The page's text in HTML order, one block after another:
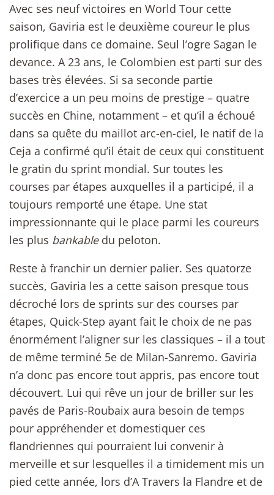
Avec ses neuf victoires en World Tour cette
saison, Gaviria est le deuxième coureur le plus
prolifique dans ce domaine. Seul l’ogre Sagan le
devance. A 23 ans, le Colombien est parti sur des
bases très élevées. Si sa seconde partie
d’exercice a un peu moins de prestige – quatre
succès en Chine, notamment – et qu’il a échoué
dans sa quête du maillot arc-en-ciel, le natif de la
Ceja a confirmé qu’il était de ceux qui constituent
le gratin du sprint mondial. Sur toutes les
courses par étapes auxquelles il a participé, il a
toujours remporté une étape. Une stat
impressionnante qui le place parmi les coureurs
les plus bankable du peloton.
Reste à franchir un dernier palier. Ses quatorze
succès, Gaviria les a cette saison presque tous
décroché lors de sprints sur des courses par
étapes, Quick-Step ayant fait le choix de ne pas
énormément l’aligner sur les classiques – il a tout
de même terminé 5e de Milan-Sanremo. Gaviria
n’a donc pas encore tout appris, pas encore tout
découvert. Lui qui rêve un jour de briller sur les
pavés de Paris-Roubaix aura besoin de temps
pour appréhender et domestiquer ces
flandriennes qui pourraient lui convenir à
merveille et sur lesquelles il a timidement mis un
pied cette année, lors d’A Travers la Flandre et de